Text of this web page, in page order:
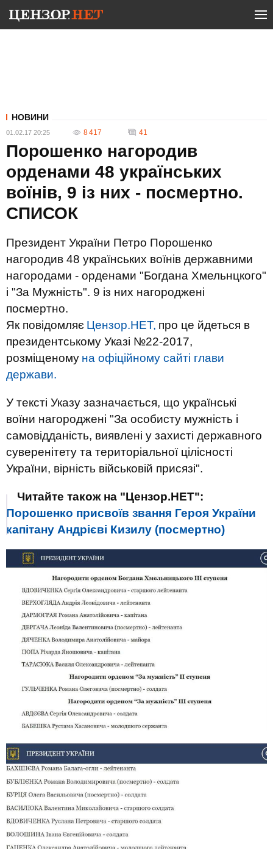
НОВИНИ
01.02.17 20:25 8 417 41
Порошенко нагородив
орденами 48 українських
воїнів, 9 із них - посмертно.
СПИСОК
Президент України Петро Порошенко
нагородив 48 українських воїнів державними
нагородами - орденами "Богдана Хмельнцкого"
і "За Мужність". 9 із них нагороджені
посмертно.
Як повідомляє Цензор.НЕТ, про це йдеться в
президентському Указі №22-2017,
розміщеному на офіційному сайті глави
держави.
У тексті Указу зазначається, що українські
воїни нагороджені "За особисту мужність і
самовідданість, виявлені у захисті державного
суверенітету та територіальної цілісності
України, вірність військовій присязі".
Читайте також на "Цензор.НЕТ":
Порошенко присвоїв звання Героя України
капітану Андрієві Кизилу (посмертно)